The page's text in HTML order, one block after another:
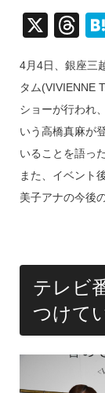
X
T
e
a
d
s
4月4日、銀座三
タム(VIVIENNE
ショーが行われ
いう高橋真麻が
いることを語った
また、イベント
美子アナの今後
テレビ
つけて